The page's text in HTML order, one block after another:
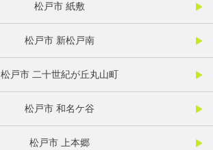
松戸市 紙敷
松戸市 新松戸南
松戸市 二十世紀が丘丸山町
松戸市 和名ケ谷
松戸市 上本郷